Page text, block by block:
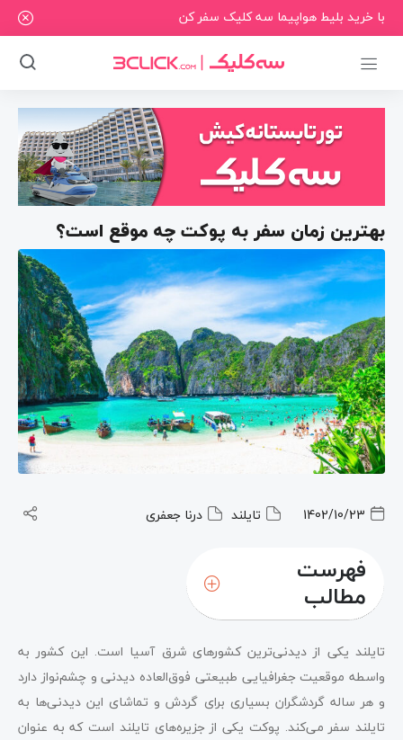
با خرید بلیط هواپیما سه کلیک سفر کن
بهترین زمان سفر به پوکت چه موقع است؟
1402/10/23 تایلند درنا جعفری
فهرست
مطالب
تایلند یکی از دیدنی‌ترین کشورهای شرق آسیا است. این کشور به
واسطه موقعیت جغرافیایی طبیعتی فوق‌العاده دیدنی و چشم‌نواز دارد
و هر ساله گردشگران بسیاری برای گردش و تماشای این دیدنی‌ها به
تایلند سفر می‌کند. پوکت یکی از جزیره‌های تایلند است که به عنوان